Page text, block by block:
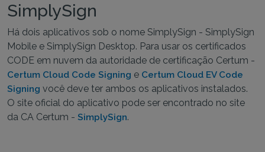
SimplySign
Há dois aplicativos sob o nome SimplySign - SimplySign
Mobile e SimplySign Desktop. Para usar os certificados
CODE em nuvem da autoridade de certificação Certum -
Certum Cloud Code Signing e Certum Cloud EV Code
Signing você deve ter ambos os aplicativos instalados.
O site oficial do aplicativo pode ser encontrado no site
da CA Certum - SimplySign.